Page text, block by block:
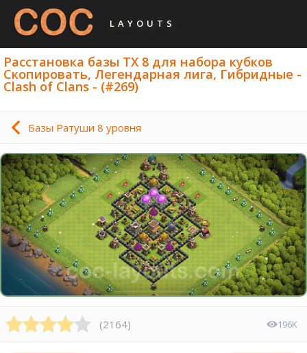
LAYOUTS
Расстановка базы ТХ 8 для набора кубков
Скопировать, Легендарная лига, Гибридные -
Clash of Clans - (#269)
Базы Ратуши 8 уровня
(2164) 196K